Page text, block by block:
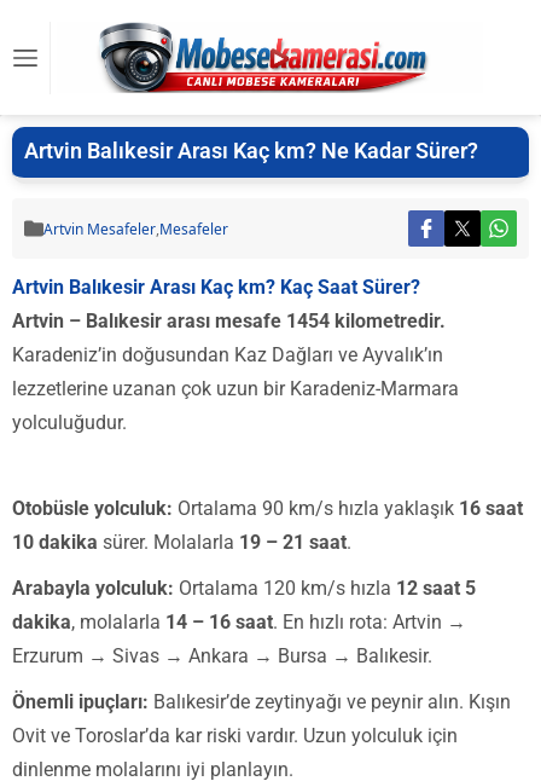
Artvin Balıkesir Arası Kaç km? Ne Kadar Sürer?
Artvin Mesafeler,Mesafeler
Artvin Balıkesir Arası Kaç km? Kaç Saat Sürer?
Artvin – Balıkesir arası mesafe 1454 kilometredir.
Karadeniz’in doğusundan Kaz Dağları ve Ayvalık’ın
lezzetlerine uzanan çok uzun bir Karadeniz-Marmara
yolculuğudur.
Otobüsle yolculuk: Ortalama 90 km/s hızla yaklaşık 16 saat
10 dakika sürer. Molalarla 19 – 21 saat.
Arabayla yolculuk: Ortalama 120 km/s hızla 12 saat 5
dakika, molalarla 14 – 16 saat. En hızlı rota: Artvin →
Erzurum → Sivas → Ankara → Bursa → Balıkesir.
Önemli ipuçları: Balıkesir’de zeytinyağı ve peynir alın. Kışın
Ovit ve Toroslar’da kar riski vardır. Uzun yolculuk için
dinlenme molalarını iyi planlayın.